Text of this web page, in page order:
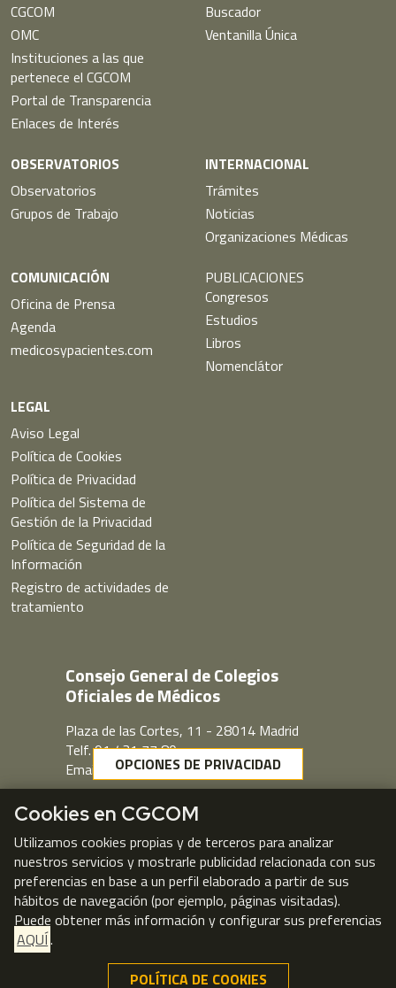
CGCOM
OMC
Instituciones a las que
pertenece el CGCOM
Portal de Transparencia
Enlaces de Interés
Buscador
Ventanilla Única
OBSERVATORIOS
Observatorios
Grupos de Trabajo
INTERNACIONAL
Trámites
Noticias
Organizaciones Médicas
COMUNICACIÓN
Oficina de Prensa
Agenda
medicosypacientes.com
PUBLICACIONES
Congresos
Estudios
Libros
Nomenclátor
LEGAL
Aviso Legal
Política de Cookies
Política de Privacidad
Política del Sistema de
Gestión de la Privacidad
Política de Seguridad de la
Información
Registro de actividades de
tratamiento
Consejo General de Colegios
Oficiales de Médicos
Plaza de las Cortes, 11 - 28014 Madrid
Telf. 91 431 77 80
Email:
cgcom@cgcom.es
Webmail
OPCIONES DE PRIVACIDAD
Cookies en CGCOM
Utilizamos cookies propias y de terceros para analizar
nuestros servicios y mostrarle publicidad relacionada con sus
preferencias en base a un perfil elaborado a partir de sus
hábitos de navegación (por ejemplo, páginas visitadas).
Puede obtener más información y configurar sus preferencias
AQUÍ.
POLÍTICA DE COOKIES